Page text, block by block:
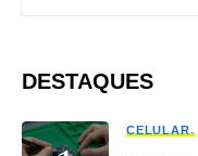
DESTAQUES
CELULAR